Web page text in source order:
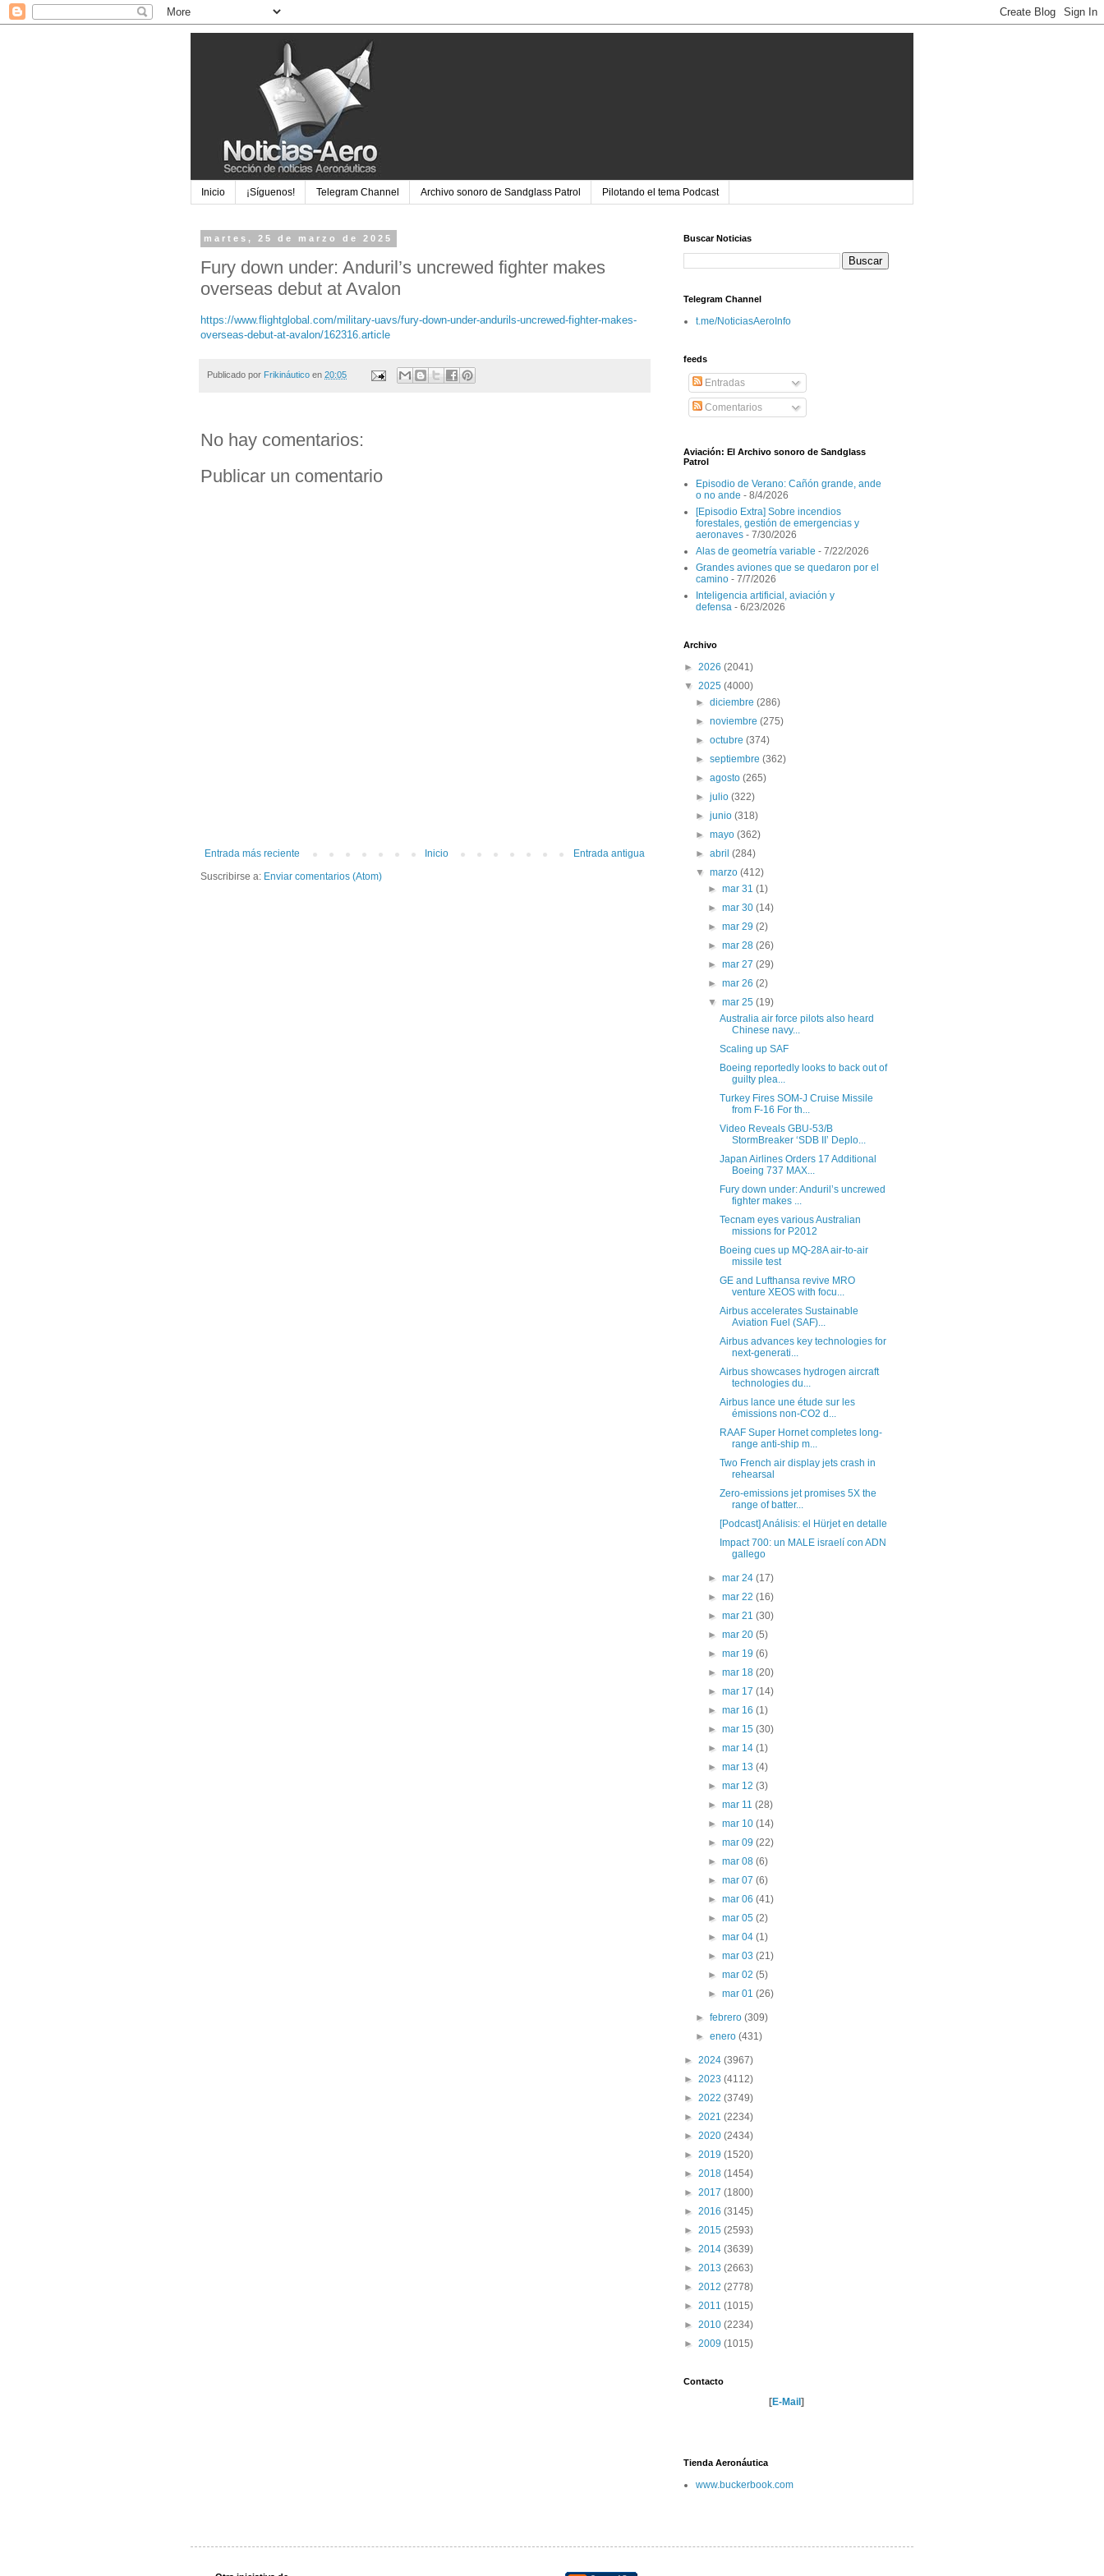
Inicio ¡Síguenos! Telegram Channel Archivo sonoro de Sandglass Patrol Pilotando el tema Podcast
martes, 25 de marzo de 2025
Fury down under: Anduril’s uncrewed fighter makes
overseas debut at Avalon
https://www.flightglobal.com/military-uavs/fury-down-under-andurils-uncrewed-fighter-makes-
overseas-debut-at-avalon/162316.article
Publicado por Frikináutico en 20:05
No hay comentarios:
Publicar un comentario
Entrada más reciente Entrada antigua
Inicio
Suscribirse a: Enviar comentarios (Atom)
Buscar Noticias
Telegram Channel
t.me/NoticiasAeroInfo
feeds
Entradas
Comentarios
Aviación: El Archivo sonoro de Sandglass
Patrol
Episodio de Verano: Cañón grande, ande
o no ande - 8/4/2026
[Episodio Extra] Sobre incendios
forestales, gestión de emergencias y
aeronaves - 7/30/2026
Alas de geometría variable - 7/22/2026
Grandes aviones que se quedaron por el
camino - 7/7/2026
Inteligencia artificial, aviación y
defensa - 6/23/2026
Archivo
► 2026 (2041)
▼ 2025 (4000)
►diciembre(286)
►noviembre(275)
►octubre(374)
►septiembre(362)
►agosto(265)
►julio(322)
►junio(318)
►mayo(362)
►abril(284)
▼marzo(412)
► mar 31 (1)
► mar 30 (14)
► mar 29 (2)
► mar 28 (26)
► mar 27 (29)
► mar 26 (2)
▼ mar 25 (19)
Australia air force pilots also heard
Chinese navy...
Scaling up SAF
Boeing reportedly looks to back out of
guilty plea...
Turkey Fires SOM-J Cruise Missile
from F-16 For th...
Video Reveals GBU-53/B
StormBreaker ‘SDB II’ Deplo...
Japan Airlines Orders 17 Additional
Boeing 737 MAX...
Fury down under: Anduril’s uncrewed
fighter makes ...
Tecnam eyes various Australian
missions for P2012
Boeing cues up MQ-28A air-to-air
missile test
GE and Lufthansa revive MRO
venture XEOS with focu...
Airbus accelerates Sustainable
Aviation Fuel (SAF)...
Airbus advances key technologies for
next-generati...
Airbus showcases hydrogen aircraft
technologies du...
Airbus lance une étude sur les
émissions non-CO2 d...
RAAF Super Hornet completes long-
range anti-ship m...
Two French air display jets crash in
rehearsal
Zero-emissions jet promises 5X the
range of batter...
[Podcast] Análisis: el Hürjet en detalle
Impact 700: un MALE israelí con ADN
gallego
► mar 24 (17)
► mar 22 (16)
► mar 21 (30)
► mar 20 (5)
► mar 19 (6)
► mar 18 (20)
► mar 17 (14)
► mar 16 (1)
► mar 15 (30)
► mar 14 (1)
► mar 13 (4)
► mar 12 (3)
► mar 11 (28)
► mar 10 (14)
► mar 09 (22)
► mar 08 (6)
► mar 07 (6)
► mar 06 (41)
► mar 05 (2)
► mar 04 (1)
► mar 03 (21)
► mar 02 (5)
► mar 01 (26)
►febrero(309)
►enero(431)
► 2024 (3967)
► 2023 (4112)
► 2022 (3749)
► 2021 (2234)
► 2020 (2434)
► 2019 (1520)
► 2018 (1454)
► 2017 (1800)
► 2016 (3145)
► 2015 (2593)
► 2014 (3639)
► 2013 (2663)
► 2012 (2778)
► 2011 (1015)
► 2010 (2234)
► 2009 (1015)
Contacto
[E-Mail ]
Tienda Aeronáutica
www.buckerbook.com